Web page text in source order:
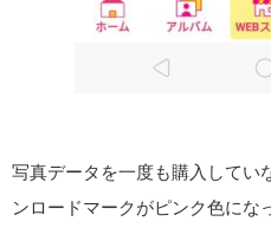
写真データを一度も購入してい
ンロードマークがピンク色にな